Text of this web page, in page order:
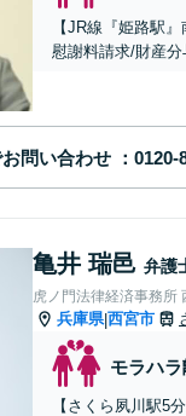
【JR線『姫路駅
慰謝料請求/財産
問い合わせ
亀井 瑞邑 弁護
虎ノ門法律経済事務所
兵庫県|西宮市
モラハ
【さくら夙川駅5